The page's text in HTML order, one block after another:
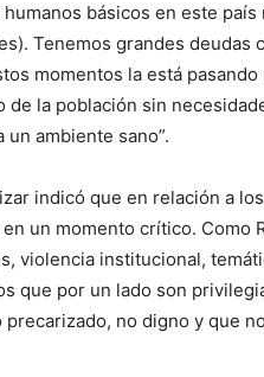
básicos en este
Tenemos grandes deudas
momentos la está
de la población sin
un ambiente sano”.
indicó que en relación a
en un momento crítico. Como
violencia institucional,
que por un lado son
precarizado, no digno y que